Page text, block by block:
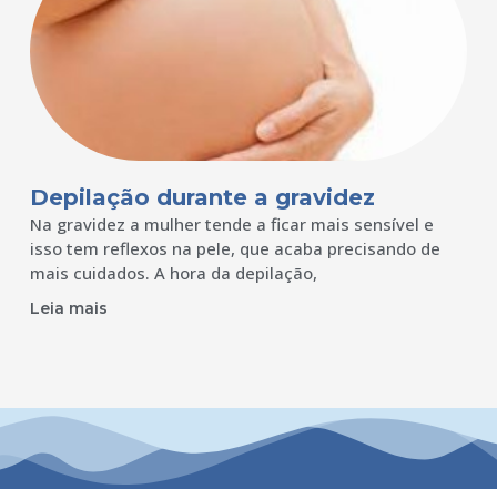
Depilação durante a gravidez
Na gravidez a mulher tende a ficar mais sensível e
isso tem reflexos na pele, que acaba precisando de
mais cuidados. A hora da depilação,
Leia mais